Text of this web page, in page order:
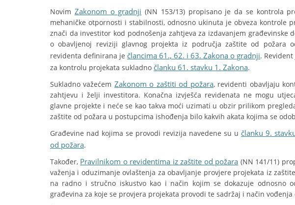
Novim Zakonom o gradnji (NN 153/13) propisano je da se kontrola
mehaničke otpornosti i stabilnosti, odnosno ukinuta je obveza kontrole
znači da investitor kod podnošenja zahtjeva za izdavanjem građevinske
o obavljenoj reviziji glavnog projekta iz područja zaštite od požara
revidenta definirana je člancima 61., 62. i 63. Zakona o gradnji.
za kontrolu projekata sukladno članku 61. stavku 1. Zakona.
Sukladno važećem Zakonom o zaštiti od požara, revidenti obavljaju
zahtjevu i želji investitora. Konačna izvješća revidenata ne mogu
glavne projekte i neće se kao takva moći uzimati u obzir prilikom
zaštite od požara u postupcima ishođenja bilo kakvih akata kojima se
Građevine nad kojima se provodi revizija navedene su u članku 9.
od požara.
Također, Pravilnikom o revidentima iz zaštite od požara (NN 141/11)
važenja i oduzimanje ovlaštenja za obavljanje provjere projekata iz
na radno i stručno iskustvo kao i način kojim se dokazuje odnosno
građevina za koje se provjera projekata provodi te sadržaj i način